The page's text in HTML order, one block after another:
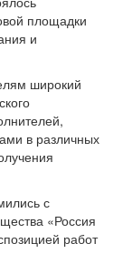
площадки
и
широкий
в различных
с
«Россия
работ